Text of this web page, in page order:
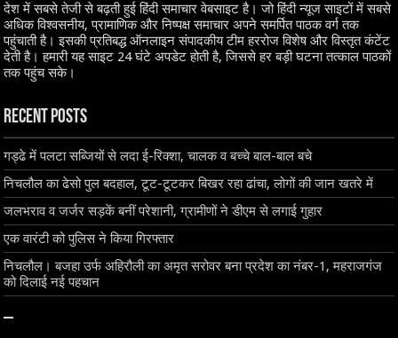
देश में सबसे तेजी से बढ़ती हुई हिंदी समाचार वेबसाइट है। जो हिंदी न्यूज साइटों में सबसे
अधिक विश्वसनीय, प्रामाणिक और निष्पक्ष समाचार अपने समर्पित पाठक वर्ग तक
पहुंचाती है। इसकी प्रतिबद्ध ऑनलाइन संपादकीय टीम हररोज विशेष और विस्तृत कंटेंट
देती है। हमारी यह साइट 24 घंटे अपडेट होती है, जिससे हर बड़ी घटना तत्काल पाठकों
तक पहुंच सके।
Recent Posts
गड्ढे में पलटा सब्जियों से लदा ई-रिक्शा, चालक व बच्चे बाल-बाल बचे
निचलौल का ढेसो पुल बदहाल, टूट-टूटकर बिखर रहा ढांचा, लोगों की जान खतरे में
जलभराव व जर्जर सड़कें बनीं परेशानी, ग्रामीणों ने डीएम से लगाई गुहार
एक वारंटी को पुलिस ने किया गिरफ्तार
निचलौल। बजहा उर्फ अहिरौली का अमृत सरोवर बना प्रदेश का नंबर-1, महराजगंज
को दिलाई नई पहचान
–